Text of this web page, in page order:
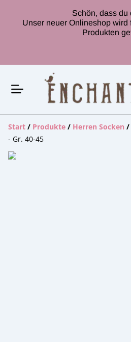
Schön, dass du
Unser neuer Onlineshop wird
Produkten
Start / Produkte / Herren Socken /
- Gr. 40-45